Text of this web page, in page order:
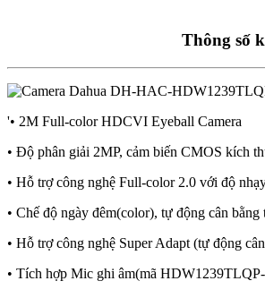
Thông số
'• 2M Full-color HDCVI Eyeball Camera
• Độ phân giải 2MP, cảm biến CMOS kích
• Hỗ trợ công nghệ Full-color 2.0 với độ
• Chế độ ngày đêm(color), tự động cân
• Hỗ trợ công nghệ Super Adapt (tự động
• Tích hợp Mic ghi âm(mã